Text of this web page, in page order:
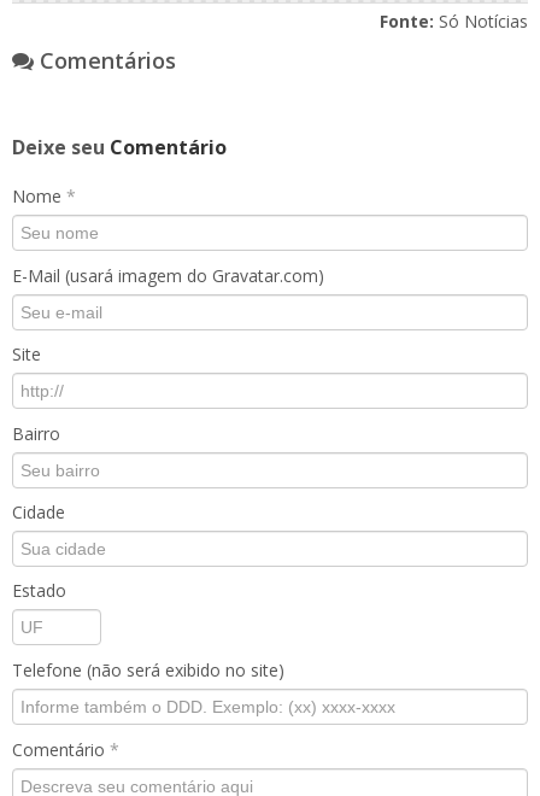
Fonte: Só Notícias
Comentários
Deixe seu Comentário
Nome *
E-Mail (usará imagem do Gravatar.com)
Site
Bairro
Cidade
Estado
Telefone (não será exibido no site)
Comentário *